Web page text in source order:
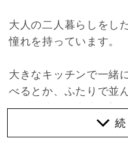
大人の二人暮らしをし
憧れを持っています。
大きなキッチンで一緒
べるとか、ふたりで並
とか、休日に友人を招
そんな私の憧れを贅沢